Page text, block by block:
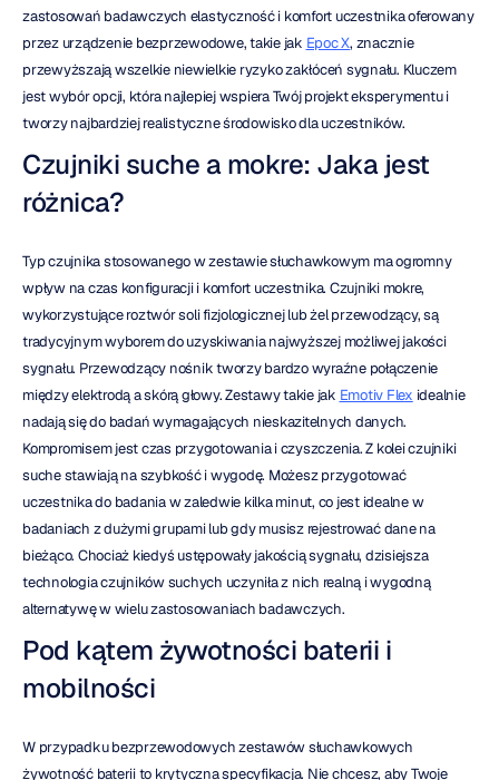
zastosowań badawczych elastyczność i komfort uczestnika oferowany
przez urządzenie bezprzewodowe, takie jak Epoc X, znacznie
przewyższają wszelkie niewielkie ryzyko zakłóceń sygnału. Kluczem
jest wybór opcji, która najlepiej wspiera Twój projekt eksperymentu i
tworzy najbardziej realistyczne środowisko dla uczestników.
Czujniki suche a mokre: Jaka jest
różnica?
Typ czujnika stosowanego w zestawie słuchawkowym ma ogromny
wpływ na czas konfiguracji i komfort uczestnika. Czujniki mokre,
wykorzystujące roztwór soli fizjologicznej lub żel przewodzący, są
tradycyjnym wyborem do uzyskiwania najwyższej możliwej jakości
sygnału. Przewodzący nośnik tworzy bardzo wyraźne połączenie
między elektrodą a skórą głowy. Zestawy takie jak Emotiv Flex idealnie
nadają się do badań wymagających nieskazitelnych danych.
Kompromisem jest czas przygotowania i czyszczenia. Z kolei czujniki
suche stawiają na szybkość i wygodę. Możesz przygotować
uczestnika do badania w zaledwie kilka minut, co jest idealne w
badaniach z dużymi grupami lub gdy musisz rejestrować dane na
bieżąco. Chociaż kiedyś ustępowały jakością sygnału, dzisiejsza
technologia czujników suchych uczyniła z nich realną i wygodną
alternatywę w wielu zastosowaniach badawczych.
Pod kątem żywotności baterii i
mobilności
W przypadku bezprzewodowych zestawów słuchawkowych
żywotność baterii to krytyczna specyfikacja. Nie chcesz, aby Twoje